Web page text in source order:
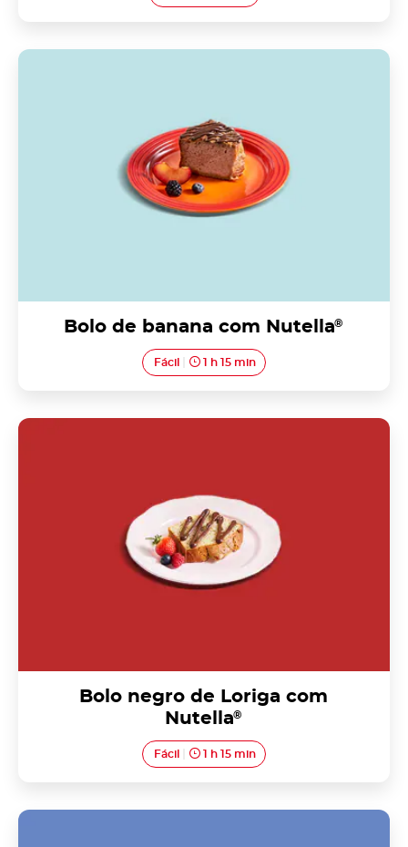
Bolo de banana com Nutella®
Fácil 1 h 15 min
Bolo negro de Loriga com
Nutella®
Fácil 1 h 15 min